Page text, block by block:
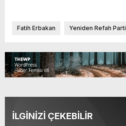
Fatih Erbakan Yeniden Refah
İLGİNİZİ ÇEKEBİLİR